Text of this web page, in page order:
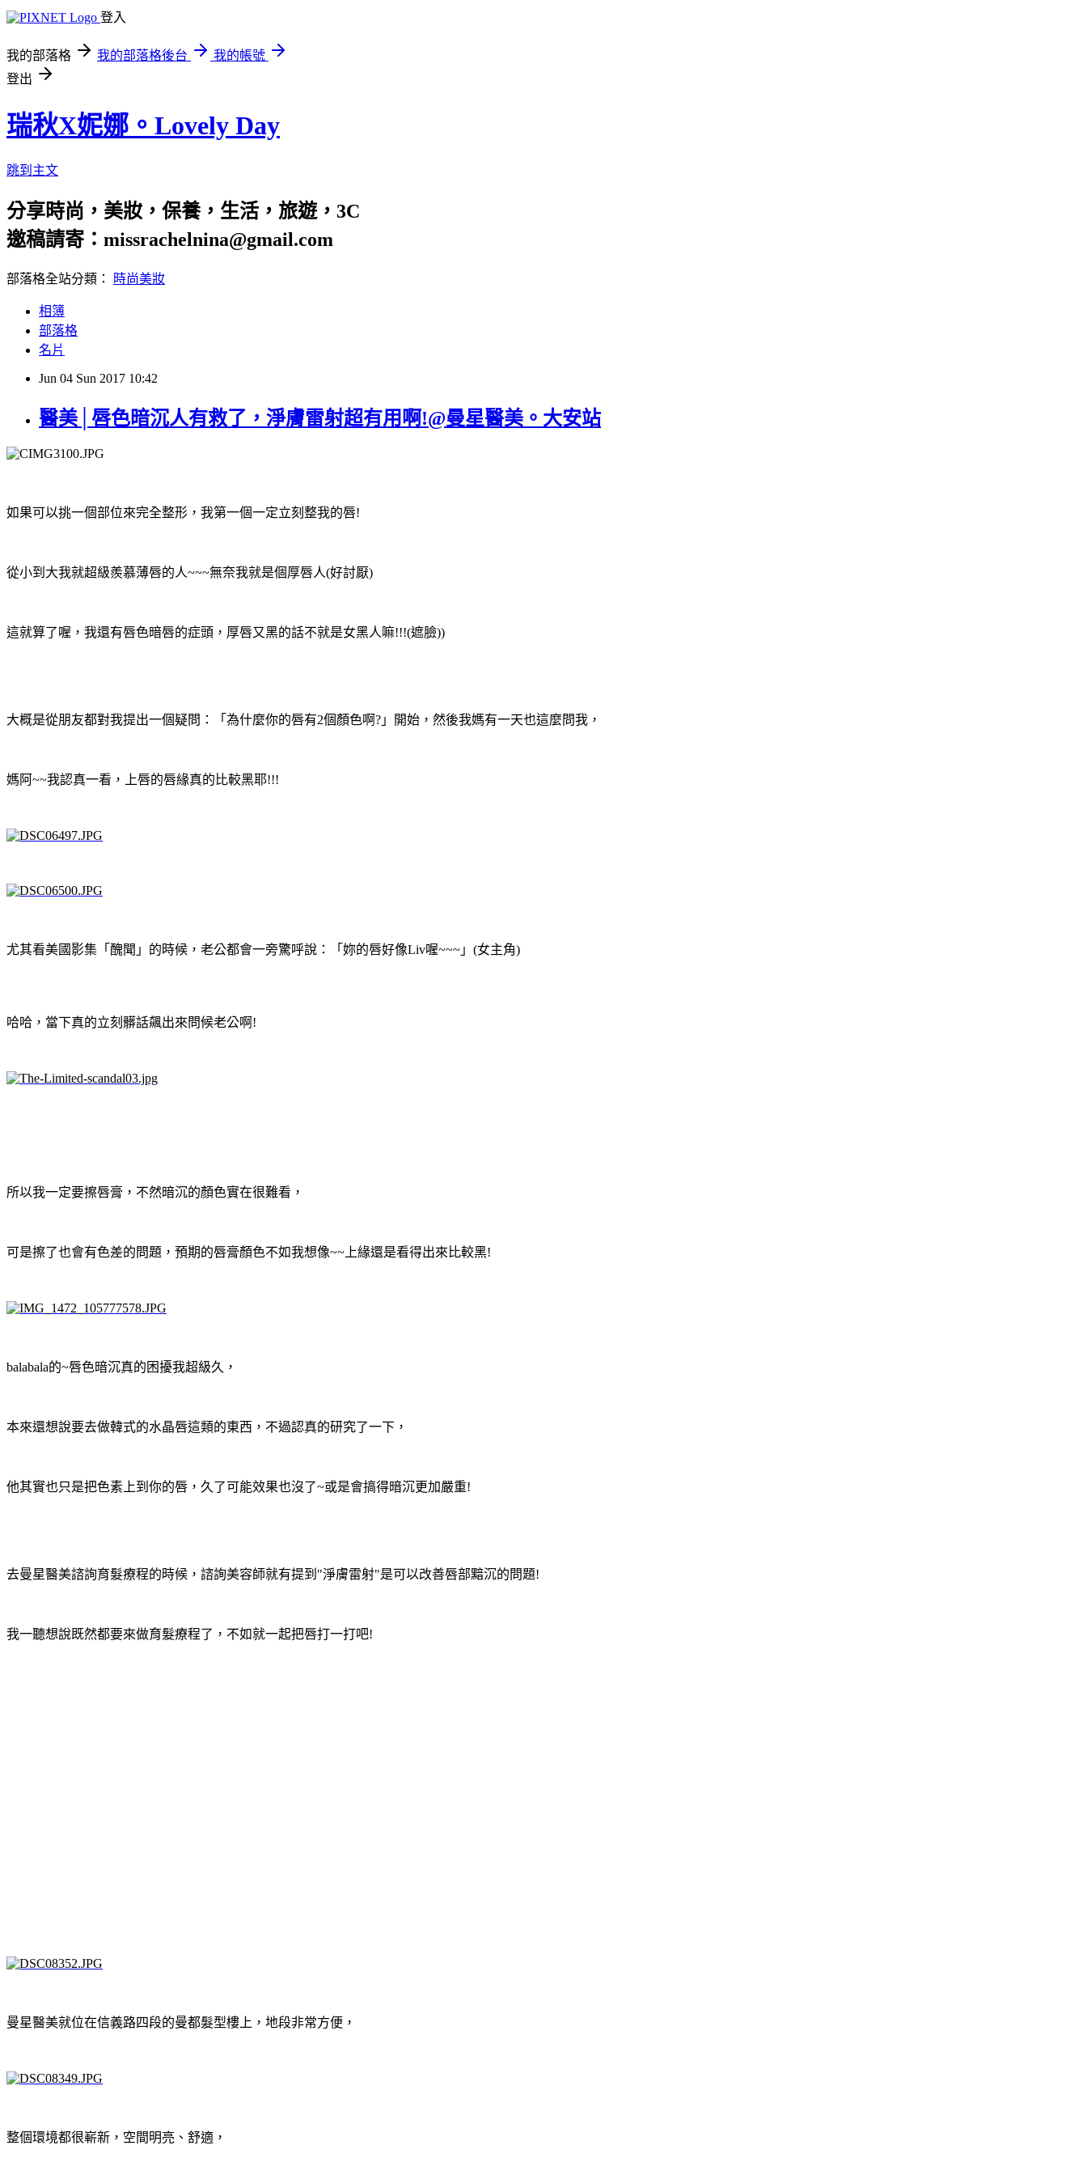
登入
我的部落格 我的部落格後台
我的帳號
登出
瑞秋X妮娜。Lovely Day
跳到主文
分享時尚，美妝，保養，生活，旅遊，3C
邀稿請寄：missrachelnina@gmail.com
部落格全站分類： 時尚美妝
相簿
部落格
名片
Jun 04 Sun 2017 10:42
醫美│唇色暗沉人有救了，淨膚雷射超有用啊!@曼星醫美。大安站
如果可以挑一個部位來完全整形，我第一個一定立刻整我的唇!
從小到大我就超級羨慕薄唇的人~~~無奈我就是個厚唇人(好討厭)
這就算了喔，我還有唇色暗唇的症頭，厚唇又黑的話不就是女黑人嘛!!!(遮臉))
大概是從朋友都對我提出一個疑問：「為什麼你的唇有2個顏色啊?」開始，然後我媽有一天也這麼問我，
媽阿~~我認真一看，上唇的唇緣真的比較黑耶!!!
尤其看美國影集「醜聞」的時候，老公都會一旁驚呼說：「妳的唇好像Liv喔~~~」(女主角)
哈哈，當下真的立刻髒話飆出來問候老公啊!
所以我一定要擦唇膏，不然暗沉的顏色實在很難看，
可是擦了也會有色差的問題，預期的唇膏顏色不如我想像~~上緣還是看得出來比較黑!
balabala的~唇色暗沉真的困擾我超級久，
本來還想說要去做韓式的水晶唇這類的東西，不過認真的研究了一下，
他其實也只是把色素上到你的唇，久了可能效果也沒了~或是會搞得暗沉更加嚴重!
去曼星醫美諮詢育髮療程的時候，諮詢美容師就有提到"淨膚雷射"是可以改善唇部黯沉的問題!
我一聽想說既然都要來做育髮療程了，不如就一起把唇打一打吧!
曼星醫美就位在信義路四段的曼都髮型樓上，地段非常方便，
整個環境都很嶄新，空間明亮、舒適，